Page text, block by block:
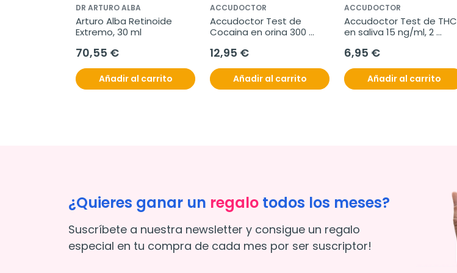
DR ARTURO ALBA
Arturo Alba Retinoide
Extremo, 30 ml
70,55 €
Añadir al carrito
ACCUDOCTOR
Accudoctor Test de
Cocaina en orina 300
12,95 €
Añadir al carrito
ACCUDOCTOR
Accudoctor Test de THC
en saliva 15 ng/ml, 2
6,95 €
Añadir al carrito
¿Quieres ganar un regalo todos los meses?
Suscríbete a nuestra newsletter y consigue un regalo
especial en tu compra de cada mes por ser suscriptor!